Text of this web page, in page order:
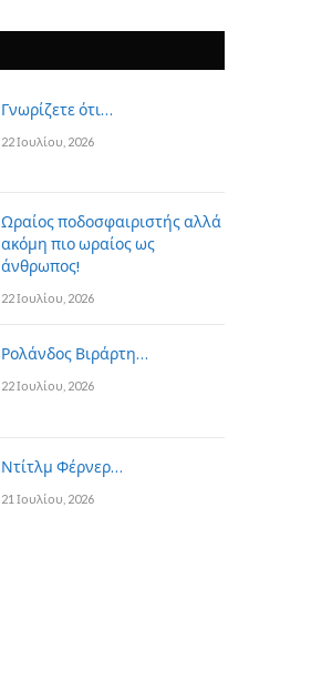
Γνωρίζετε ότι…
22 Ιουλίου, 2026
Ωραίος ποδοσφαιριστής αλλά
ακόμη πιο ωραίος ως
άνθρωπος!
22 Ιουλίου, 2026
Ρολάνδος Βιράρτη…
22 Ιουλίου, 2026
Ντίτλμ Φέρνερ…
21 Ιουλίου, 2026